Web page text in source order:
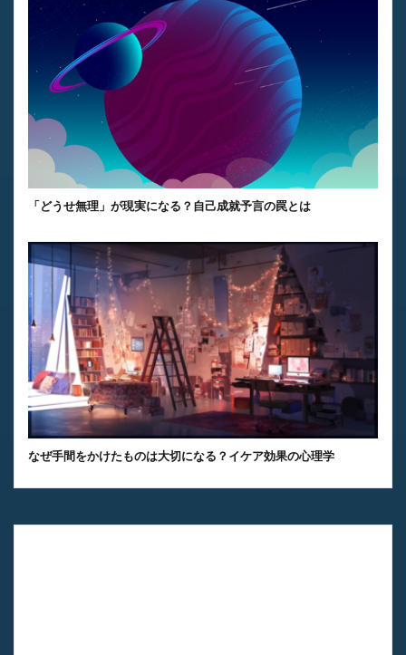
「どうせ無理」が現実になる？自己成就予言の罠とは
なぜ手間をかけたものは大切になる？イケア効果の心理学